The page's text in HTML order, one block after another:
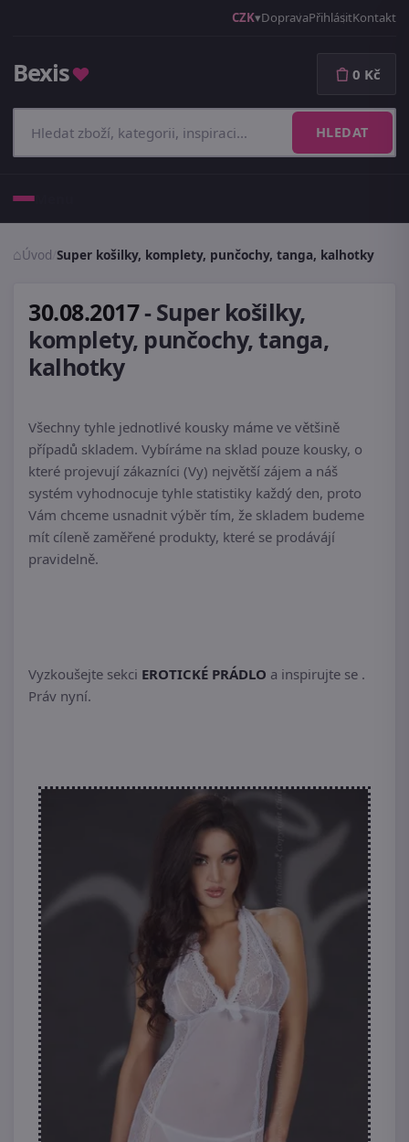
CZK DopravaPřihlásitKontakt
Bexis♥
HLEDAT
0 Kč
Úvod Super košilky, komplety, punčochy, tanga, kalhotky
30.08.2017-Super košilky,
komplety, punčochy, tanga,
kalhotky
Všechny tyhle jednotlivé kousky máme ve většině
případů skladem. Vybíráme na sklad pouze kousky, o
které projevují zákazníci (Vy) největší zájem a náš
systém vyhodnocuje tyhle statistiky každý den, proto
Vám chceme usnadnit výběr tím, že skladem budeme
mít cíleně zaměřené produkty, které se prodávájí
pravidelně.
Vyzkoušejte sekci EROTICKÉ PRÁDLO a inspirujte se .
Práv nyní.